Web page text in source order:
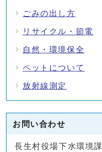
ごみの出し方
リサイクル・節電
自然・環境保全
ペットについて
放射線測定
お問い合わせ
長生村役場下水環境課